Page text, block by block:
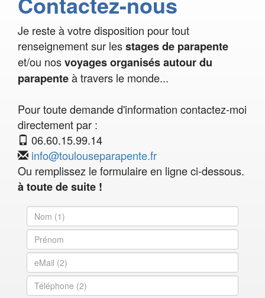
Je reste à votre disposition pour tout
renseignement sur lesstages de parapente
et/ou nosvoyages organisés autour du
parapenteà travers le monde...
Pour toute demande d'information contactez-moi
directement par :
06.60.15.99.14
info@toulouseparapente.fr
Ou remplissez le formulaire en ligne ci-dessous.
à toute de suite !